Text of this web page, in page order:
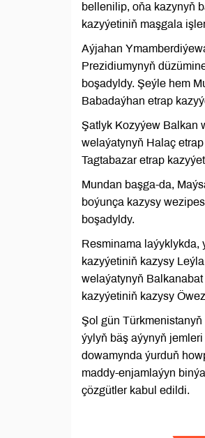
bellenilip, oňa kazynyň
kazyýetiniň maşgala
Aýjahan
Prezidiumynyň
boşadyldy. Şeýle hem
Babadaýhan etrap
Şatlyk Kozyýew Balkan
welaýatynyň Halaç
Tagtabazar etrap
Mundan başga-da,
boýunça kazysy
boşadyldy.
Resminama laýyklykda,
kazyýetiniň kazysy
welaýatynyň
kazyýetiniň kazysy
Şol gün
ýylyň bäş aýynyň
dowamynda ýurduň
maddy-enjamlaýyn
çözgütler kabul edildi.